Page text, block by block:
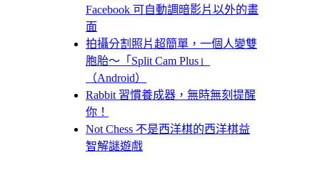
Facebook 可自動調暗影片以外的畫
面
拍攝分割照片超簡單，一個人變雙
胞胎～「Split Cam Plus」
（Android）
Rabbit 習慣養成器，無時無刻提醒
你！
Not Chess 不是西洋棋的西洋棋益
智解謎遊戲